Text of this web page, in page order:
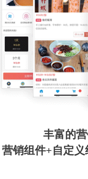
丰富的
营销组件+自定